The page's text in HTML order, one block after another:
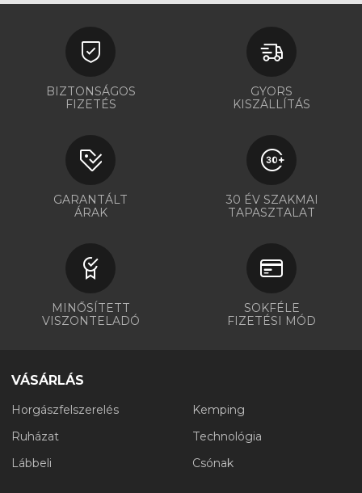
BIZTONSÁGOS
FIZETÉS
GYORS
KISZÁLLÍTÁS
GARANTÁLT
ÁRAK
30 ÉV SZAKMAI
TAPASZTALAT
MINŐSÍTETT
VISZONTELADÓ
SOKFÉLE
FIZETÉSI MÓD
VÁSÁRLÁS
Horgászfelszerelés
Ruházat
Lábbeli
Kemping
Technológia
Csónak